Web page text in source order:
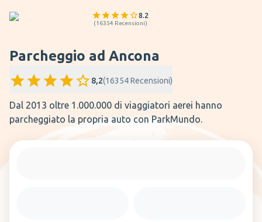
8.2
(16354 Recensioni)
Parcheggio ad Ancona
8,2(16354Recensioni)
Dal 2013 oltre 1.000.000 di viaggiatori aerei hanno
parcheggiato la propria auto con ParkMundo.